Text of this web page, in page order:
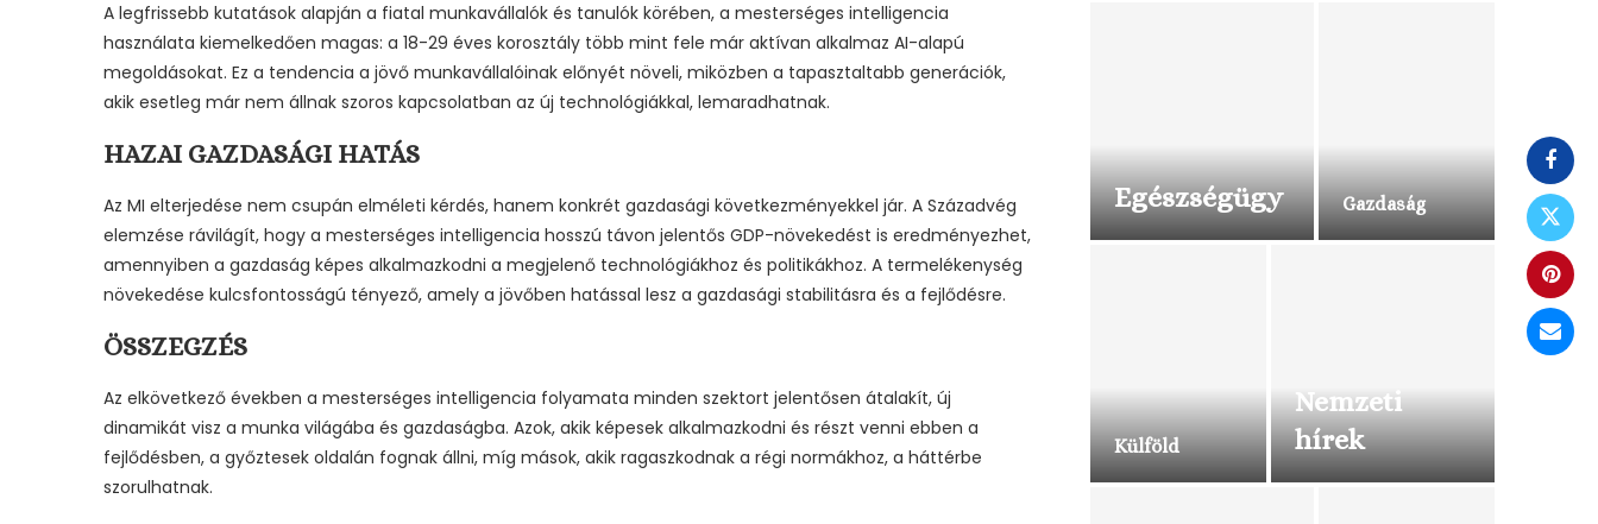
A legfrissebb kutatások alapján a fiatal munkavállalók és tanulók körében, a mesterséges intelligencia
használata kiemelkedően magas: a 18-29 éves korosztály több mint fele már aktívan alkalmaz AI-alapú
megoldásokat. Ez a tendencia a jövő munkavállalóinak előnyét növeli, miközben a tapasztaltabb generációk,
akik esetleg már nem állnak szoros kapcsolatban az új technológiákkal, lemaradhatnak.
HAZAI GAZDASÁGI HATÁS
Az MI elterjedése nem csupán elméleti kérdés, hanem konkrét gazdasági következményekkel jár. A Századvég
elemzése rávilágít, hogy a mesterséges intelligencia hosszú távon jelentős GDP-növekedést is eredményezhet,
amennyiben a gazdaság képes alkalmazkodni a megjelenő technológiákhoz és politikákhoz. A termelékenység
növekedése kulcsfontosságú tényező, amely a jövőben hatással lesz a gazdasági stabilitásra és a fejlődésre.
ÖSSZEGZÉS
Az elkövetkező években a mesterséges intelligencia folyamata minden szektort jelentősen átalakít, új
dinamikát visz a munka világába és gazdaságba. Azok, akik képesek alkalmazkodni és részt venni ebben a
fejlődésben, a győztesek oldalán fognak állni, míg mások, akik ragaszkodnak a régi normákhoz, a háttérbe
szorulhatnak.
Egészségügy Gazdaság
Külföld
Nemzeti
hírek